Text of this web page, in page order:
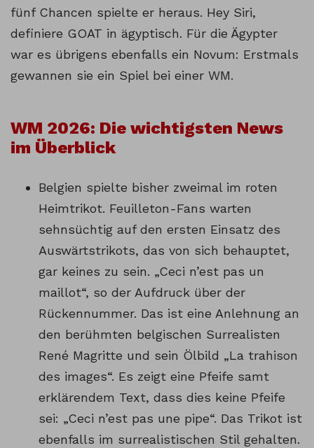
fünf Chancen spielte er heraus. Hey Siri,
definiere GOAT in ägyptisch. Für die Ägypter
war es übrigens ebenfalls ein Novum: Erstmals
gewannen sie ein Spiel bei einer WM.
WM 2026: Die wichtigsten News
im Überblick
Belgien spielte bisher zweimal im roten
Heimtrikot. Feuilleton-Fans warten
sehnsüchtig auf den ersten Einsatz des
Auswärtstrikots, das von sich behauptet,
gar keines zu sein. „Ceci n’est pas un
maillot“, so der Aufdruck über der
Rückennummer. Das ist eine Anlehnung an
den berühmten belgischen Surrealisten
René Magritte und sein Ölbild „La trahison
des images“. Es zeigt eine Pfeife samt
erklärendem Text, dass dies keine Pfeife
sei: „Ceci n’est pas une pipe“. Das Trikot ist
ebenfalls im surrealistischen Stil gehalten.